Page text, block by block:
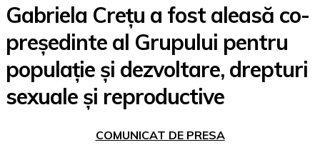
Gabriela Creţu a fost aleasă co-
preşedinte al Grupului pentru
populaţie şi dezvoltare, drepturi
sexuale şi reproductive
COMUNICAT DE PRESA